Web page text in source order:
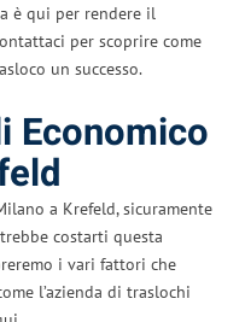
è qui per rendere il
per scoprire come
un successo.
Economico
a Krefeld, sicuramente
costarti questa
i vari fattori che
l’azienda di traslochi